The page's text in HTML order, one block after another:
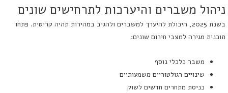
ניהול משברים והיערכות לתרחישים שונים
בשנת 2025, היכולת להיערך למשברים ולהגיב במהירות תהיה קריטית. פתחו
תוכנית מגירה למצבי חירום שונים:
משבר כלכלי נוסף
שינויים רגולטוריים משמעותיים
כניסת מתחרים חדשים לשוק